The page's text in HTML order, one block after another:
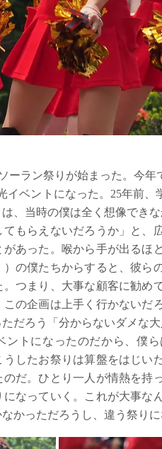
ーラン祭りが始まった。今年
イベントになった。25年前
、当時の僕は全く想像できな
てもらえないだろうか」と
あった。喉から手が出るほ
の僕たちからすると、彼ら
。つまり、大事な顧客に勧め
の企画は上手く行かないだ
だろう「分からないダメな大
ントになったのだから、僕
したお祭りは算盤をはじい
だ。ひとり一人が情熱を持
なっていく。これが大事な
かっただろうし、違う祭りに